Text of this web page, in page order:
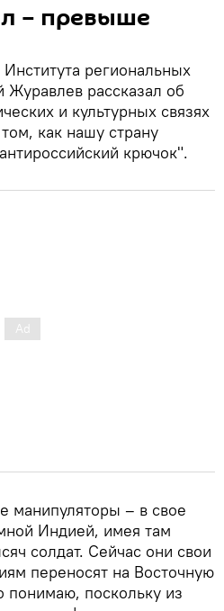
– превыше
региональных
рассказал об
и культурных связях
как нашу страну
крючок".
манипуляторы – в свое
Индией, имея там
солдат. Сейчас они свои
переносят на Восточную
понимаю, поскольку из